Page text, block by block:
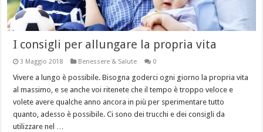
I consigli per allungare la propria vita
3 Maggio 2018 Benessere & Salute 0
Vivere a lungo è possibile. Bisogna goderci ogni giorno la propria vita
al massimo, e se anche voi ritenete che il tempo è troppo veloce e
volete avere qualche anno ancora in più per sperimentare tutto
quanto, adesso è possibile. Ci sono dei trucchi e dei consigli da
utilizzare nel …